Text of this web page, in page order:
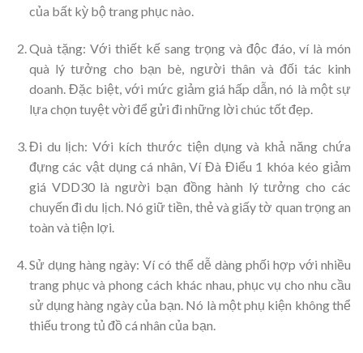
của bất kỳ bộ trang phục nào.
Quà tặng: Với thiết kế sang trọng và độc đáo, ví là món
quà lý tưởng cho bạn bè, người thân và đối tác kinh
doanh. Đặc biệt, với mức giảm giá hấp dẫn, nó là một sự
lựa chọn tuyệt vời để gửi đi những lời chúc tốt đẹp.
Đi du lịch: Với kích thước tiện dụng và khả năng chứa
đựng các vật dụng cá nhân, Ví Đà Điểu 1 khóa kéo giảm
giá VDD30 là người bạn đồng hành lý tưởng cho các
chuyến đi du lịch. Nó giữ tiền, thẻ và giấy tờ quan trọng an
toàn và tiện lợi.
Sử dụng hàng ngày: Ví có thể dễ dàng phối hợp với nhiều
trang phục và phong cách khác nhau, phục vụ cho nhu cầu
sử dụng hàng ngày của bạn. Nó là một phụ kiện không thể
thiếu trong tủ đồ cá nhân của bạn.